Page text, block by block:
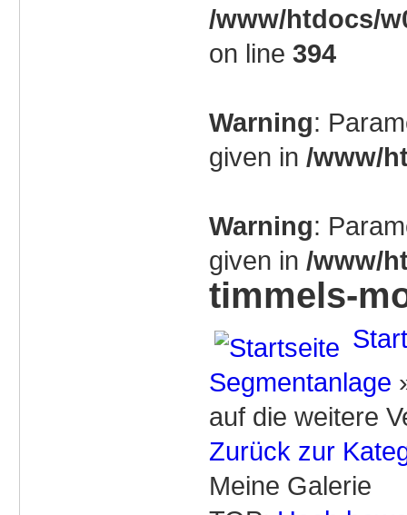
/www/htdocs/
on line 394
Warning:
given in /www/
Warning:
given in /www/
timmels-
Segmentanlage
auf die weitere
Zurück zur
Meine Galerie